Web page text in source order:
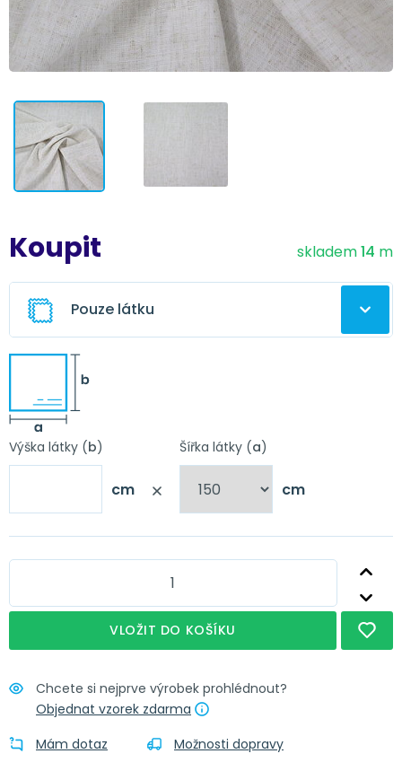
Koupit skladem14 m
Pouze látku
Vyberte úpravu závěsu
Nápověda
Obšití + řasící stuha Nápověda
Obšití + narážecí kroužky 4 cm
Obšití + tunýlek 7 cm Nápověda
Obšití + poutka 4x8 cm Nápověda
Výška látky (b)
cm
Šířka látky (a)
cm
VLOŽIT DO KOŠÍKU
Chcete si nejprve výrobek prohlédnout?
Objednat vzorek zdarma
Mám dotaz
Možnosti dopravy